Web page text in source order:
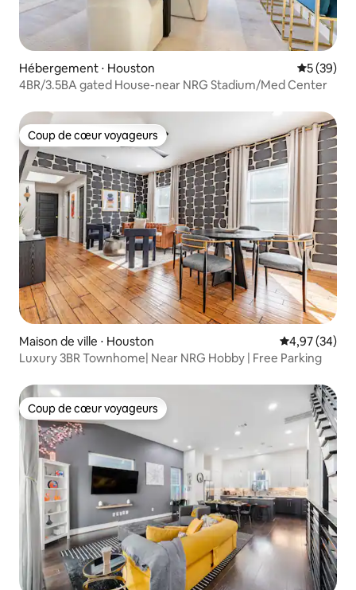
Hébergement ⋅ Houston
5 (39)
4BR/3.5BA gated House-near NRG Stadium/Med Center
Coup de cœur voyageurs
Coup de cœur voyageurs
Maison de ville ⋅ Houston Évaluation
4,97 (34)
Luxury 3BR Townhome| Near NRG Hobby | Free Parking
Coup de cœur voyageurs
Coup de cœur voyageurs